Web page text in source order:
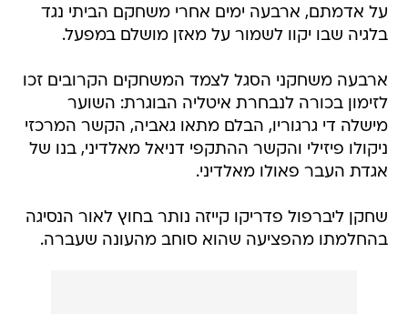
על אדמתם, ארבעה ימים אחרי משחקם הביתי נגד
בלגיה שבו יקוו לשמור על מאזן מושלם במפעל.
ארבעה משחקני הסגל לצמד המשחקים הקרובים זכו
לזימון בכורה לנבחרת איטליה הבוגרת: השוער
מישלה די גרגוריו, הבלם מתאו גאביה, הקשר המרכזי
ניקולו פיזילי והקשר ההתקפי דניאל מאלדיני, בנו של
אגדת העבר פאולו מאלדיני.
שחקן ליברפול פדריקו קייזה נותר בחוץ לאור הנסיגה
בהחלמתו מהפציעה שהוא סוחב מהעונה שעברה.